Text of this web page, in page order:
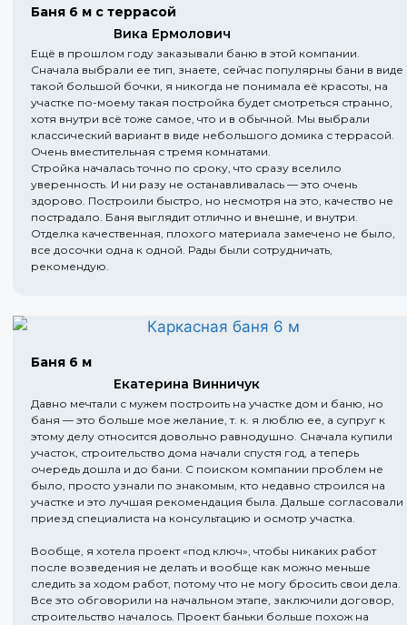
Баня 6 м с террасой
Вика Ермолович
Ещё в прошлом году заказывали баню в этой компании.
Сначала выбрали ее тип, знаете, сейчас популярны бани в виде
такой большой бочки, я никогда не понимала её красоты, на
участке по-моему такая постройка будет смотреться странно,
хотя внутри всё тоже самое, что и в обычной. Мы выбрали
классический вариант в виде небольшого домика с террасой.
Очень вместительная с тремя комнатами.
Стройка началась точно по сроку, что сразу вселило
уверенность. И ни разу не останавливалась — это очень
здорово. Построили быстро, но несмотря на это, качество не
пострадало. Баня выглядит отлично и внешне, и внутри.
Отделка качественная, плохого материала замечено не было,
все досочки одна к одной. Рады были сотрудничать,
рекомендую.
Баня 6 м
Екатерина Винничук
Давно мечтали с мужем построить на участке дом и баню, но
баня — это больше мое желание, т. к. я люблю ее, а супруг к
этому делу относится довольно равнодушно. Сначала купили
участок, строительство дома начали спустя год, а теперь
очередь дошла и до бани. С поиском компании проблем не
было, просто узнали по знакомым, кто недавно строился на
участке и это лучшая рекомендация была. Дальше согласовали
приезд специалиста на консультацию и осмотр участка.
Вообще, я хотела проект «под ключ», чтобы никаких работ
после возведения не делать и вообще как можно меньше
следить за ходом работ, потому что не могу бросить свои дела.
Все это обговорили на начальном этапе, заключили договор,
строительство началось. Проект баньки больше похож на